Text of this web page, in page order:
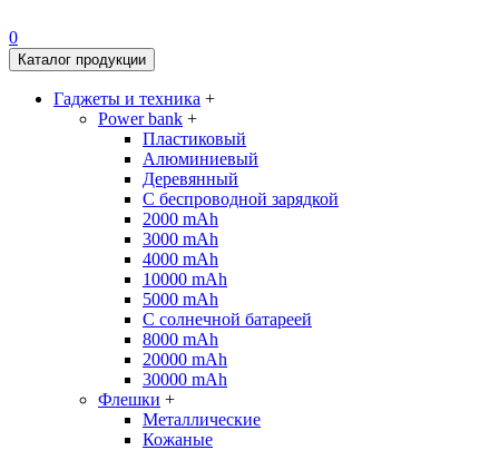
0
Каталог продукции
Гаджеты и техника +
Power bank +
Пластиковый
Алюминиевый
Деревянный
С беспроводной зарядкой
2000 mAh
3000 mAh
4000 mAh
10000 mAh
5000 mAh
С солнечной батареей
8000 mAh
20000 mAh
30000 mAh
Флешки +
Металлические
Кожаные